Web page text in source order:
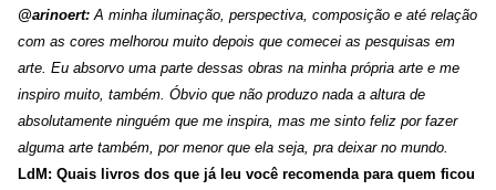
@arinoert: A minha iluminação, perspectiva, composição e até relação
com as cores melhorou muito depois que comecei as pesquisas em
arte. Eu absorvo uma parte dessas obras na minha própria arte e me
inspiro muito, também. Óbvio que não produzo nada a altura de
absolutamente ninguém que me inspira, mas me sinto feliz por fazer
alguma arte também, por menor que ela seja, pra deixar no mundo.
LdM: Quais livros dos que já leu você recomenda para quem ficou